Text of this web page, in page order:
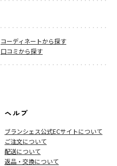
コーディネートから探す
口コミから探す
ヘルプ
ブランシェス公式ECサイトについて
ご注文について
配送について
返品・交換について